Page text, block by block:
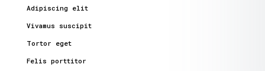
Adipiscing elit
Vivamus suscipit
Tortor eget
Felis porttitor